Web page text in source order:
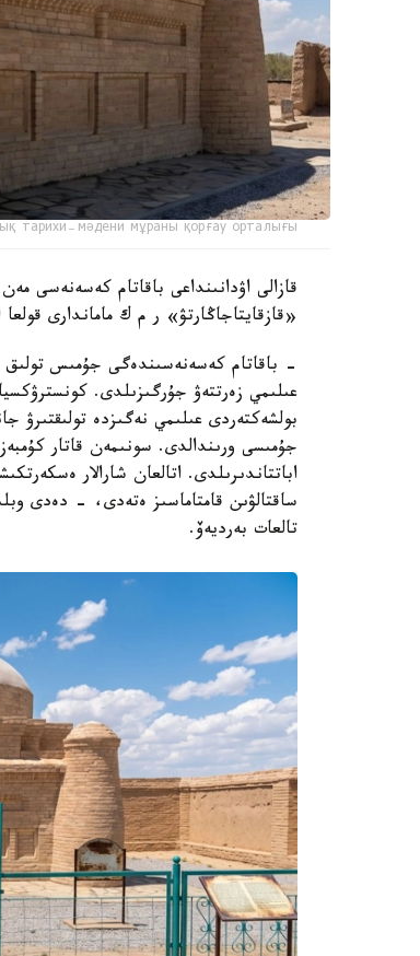
тарихи-мәдени мұраны қорғау орталығы
قازالى اۋدانىنداعى باقاتام كەسەنەسى
«قازقايتاجاڭارتۋ» ر م ك ماماندارى قولعا
- باقاتام كەسەنەسىندەگى جۇمىس تولىق
عىلىمي زەرتتەۋ جۇرگىزىلدى.
بولشەكتەردى عىلىمي نەگىزدە تولىقتىرۋ
جۇمىسى ورىندالدى. سونىمەن قاتار
اباتتاندىرىلدى. اتالعان شارالار
ساقتالۋىن قامتاماسىز ەتەدى، - دەدى
تالعات بەرديەۆ.